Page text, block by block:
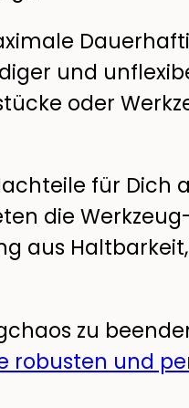
und
oder
für Dich
die
aus
zu
robusten und